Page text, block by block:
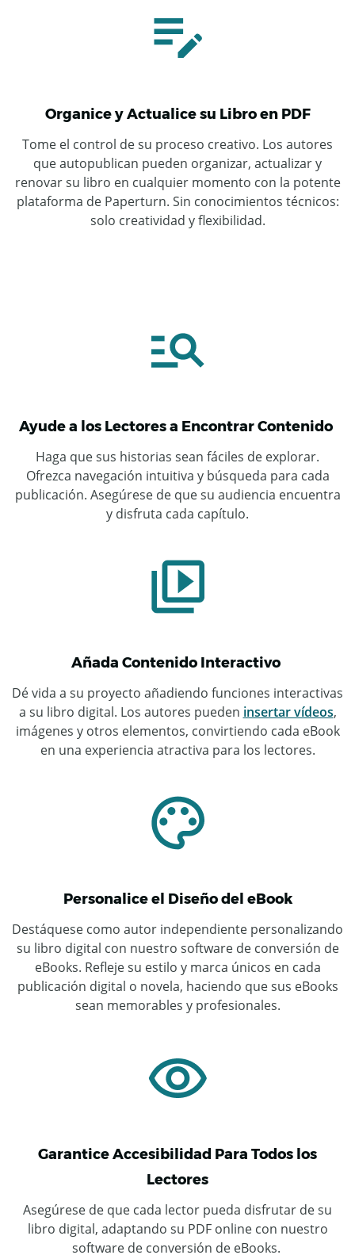
Organice y Actualice su Libro en PDF
Tome el control de su proceso creativo. Los autores
que autopublican pueden organizar, actualizar y
renovar su libro en cualquier momento con la potente
plataforma de Paperturn. Sin conocimientos técnicos:
solo creatividad y flexibilidad.
Ayude a los Lectores a Encontrar Contenido
Haga que sus historias sean fáciles de explorar.
Ofrezca navegación intuitiva y búsqueda para cada
publicación. Asegúrese de que su audiencia encuentra
y disfruta cada capítulo.
Añada Contenido Interactivo
Dé vida a su proyecto añadiendo funciones interactivas
a su libro digital. Los autores pueden insertar vídeos,
imágenes y otros elementos, convirtiendo cada eBook
en una experiencia atractiva para los lectores.
Personalice el Diseño del eBook
Destáquese como autor independiente personalizando
su libro digital con nuestro software de conversión de
eBooks. Refleje su estilo y marca únicos en cada
publicación digital o novela, haciendo que sus eBooks
sean memorables y profesionales.
Garantice Accesibilidad Para Todos los
Lectores
Asegúrese de que cada lector pueda disfrutar de su
libro digital, adaptando su PDF online con nuestro
software de conversión de eBooks.